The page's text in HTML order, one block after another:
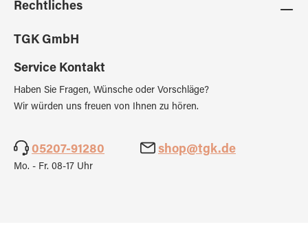
Rechtliches
TGK GmbH
Service Kontakt
Haben Sie Fragen, Wünsche oder Vorschläge?
Wir würden uns freuen von Ihnen zu hören.
05207-91280 shop@tgk.de
Mo. - Fr. 08-17 Uhr